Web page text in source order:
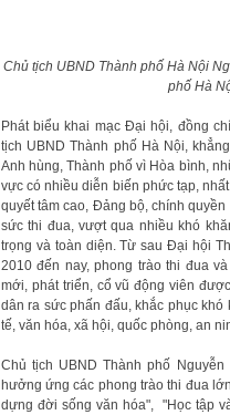
Chủ tịch UBND Thành phố Hà Nội
phố Hà
Phát biểu khai mạc Đại hội, đồng
tịch UBND Thành phố Hà Nội,
Anh hùng, Thành phố vì Hòa bình,
vực có nhiều diễn biến phức tạp,
quyết tâm cao, Đảng bộ, chính
sức thi đua, vượt qua nhiều khó
trọng và toàn diện. Từ sau Đại hội
2010 đến nay, phong trào thi đua
mới, phát triển, cổ vũ động viên
dân ra sức phấn đấu, khắc phục
tế, văn hóa, xã hội, quốc phòng, an
Chủ tịch UBND Thành phố
hưởng ứng các phong trào thi đua
dựng đời sống văn hóa", "Học tập